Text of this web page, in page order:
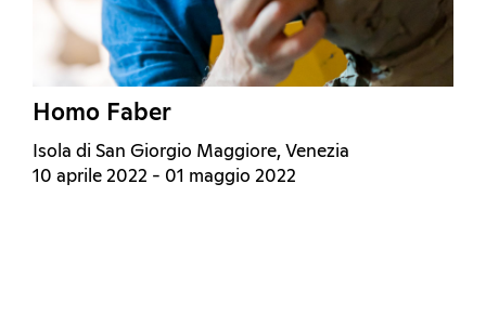
Homo Faber
Isola di San Giorgio Maggiore, Venezia
10 aprile 2022 - 01 maggio 2022